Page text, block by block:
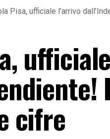
Pisa, ufficiale l’arrivo
cifre